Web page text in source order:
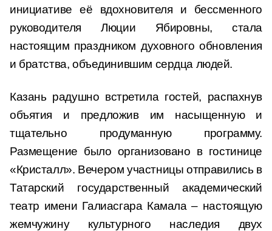
инициативе её вдохновителя и бессменного
руководителя Люции Ябировны, стала
настоящим праздником духовного обновления
и братства, объединившим сердца людей.
Казань радушно встретила гостей, распахнув
объятия и предложив им насыщенную и
тщательно продуманную программу.
Размещение было организовано в гостинице
«Кристалл». Вечером участницы отправились в
Татарский государственный академический
театр имени Галиасгара Камала – настоящую
жемчужину культурного наследия двух